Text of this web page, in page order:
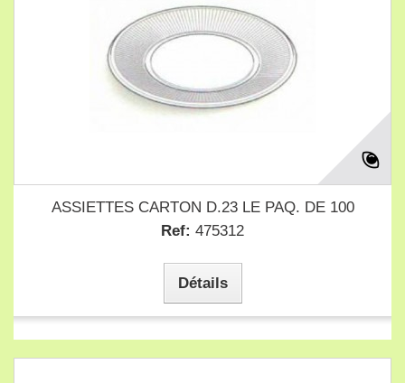
ASSIETTES CARTON D.23 LE PAQ. DE 100
Ref: 475312
Détails